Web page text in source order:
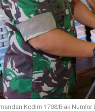
Kodim 1708/Biak Numfor